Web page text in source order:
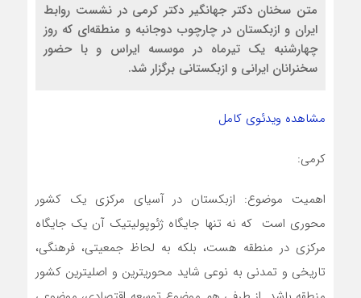
متن سخنان دکتر جهانگیر دکتر کرمی در نشست روابط
ایران و ازبکستان در چارچوب دوجانبه و منطقه‌ای که روز
چهارشنبه یک تیرماه در موسسه ایراس و با حضور
سخنرانان ایرانی و ازبکستانی برگزار شد.
مشاهده ویدئوی کامل
کرمی:
اهمیت موضوع: ازبکستان در آسیای مرکزی یک کشور
محوری است که نه تنها جایگاه ژئوپولیتیک آن یک جایگاه
مرکزی در منطقه هست، بلکه به لحاظ جمعیتی، فرهنگی،
تاریخی و تمدنی به نوعی شاید محوری­ترین و اصلی­ترین کشور